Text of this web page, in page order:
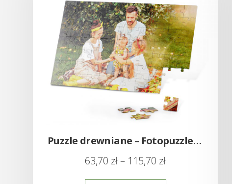
Puzzle drewniane – Fotopuzzle sklejka
63,70 zł– 115,70 zł